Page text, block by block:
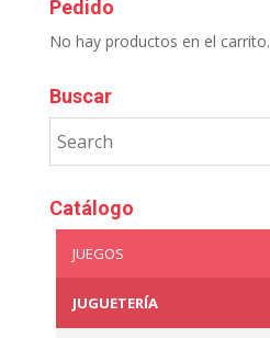
Pedido
No hay productos en el carrito.
Buscar
Catálogo
JUEGOS
JUGUETERÍA